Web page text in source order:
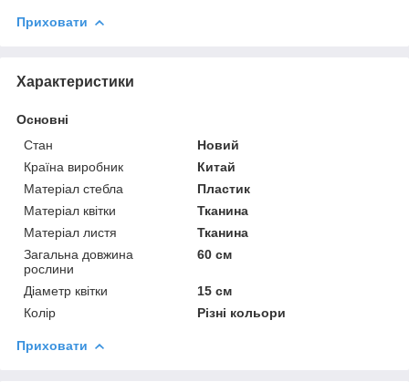
Приховати
Характеристики
Основні
Стан
Новий
Країна виробник
Китай
Матеріал стебла
Пластик
Матеріал квітки
Тканина
Матеріал листя
Тканина
Загальна довжина
рослини
60 см
Діаметр квітки
15 см
Колір
Різні кольори
Приховати